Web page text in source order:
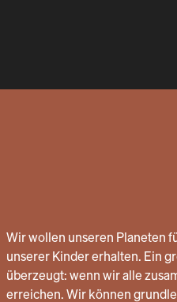
Wir wollen unseren Planeten
unserer Kinder erhalten. Ein
überzeugt: wenn wir alle
erreichen. Wir können